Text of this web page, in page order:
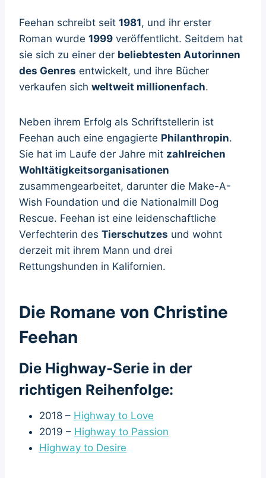
Feehan schreibt seit 1981, und ihr erster
Roman wurde 1999 veröffentlicht. Seitdem hat
sie sich zu einer der beliebtesten Autorinnen
des Genres entwickelt, und ihre Bücher
verkaufen sich weltweit millionenfach.
Neben ihrem Erfolg als Schriftstellerin ist
Feehan auch eine engagierte Philanthropin.
Sie hat im Laufe der Jahre mit zahlreichen
Wohltätigkeitsorganisationen
zusammengearbeitet, darunter die Make-A-
Wish Foundation und die Nationalmill Dog
Rescue. Feehan ist eine leidenschaftliche
Verfechterin des Tierschutzes und wohnt
derzeit mit ihrem Mann und drei
Rettungshunden in Kalifornien.
Die Romane von Christine
Feehan
Die Highway-Serie in der
richtigen Reihenfolge:
2018 – Highway to Love
2019 – Highway to Passion
Highway to Desire